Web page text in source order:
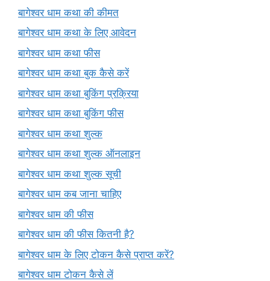
बागेश्वर धाम कथा की कीमत
बागेश्वर धाम कथा के लिए आवेदन
बागेश्वर धाम कथा फीस
बागेश्वर धाम कथा बुक कैसे करें
बागेश्वर धाम कथा बुकिंग प्रक्रिया
बागेश्वर धाम कथा बुकिंग फीस
बागेश्वर धाम कथा शुल्क
बागेश्वर धाम कथा शुल्क ऑनलाइन
बागेश्वर धाम कथा शुल्क सूची
बागेश्वर धाम कब जाना चाहिए
बागेश्वर धाम की फीस
बागेश्वर धाम की फीस कितनी है?
बागेश्वर धाम के लिए टोकन कैसे प्राप्त करें?
बागेश्वर धाम टोकन कैसे लें